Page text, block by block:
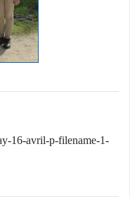
16-avril-p-filename-1-